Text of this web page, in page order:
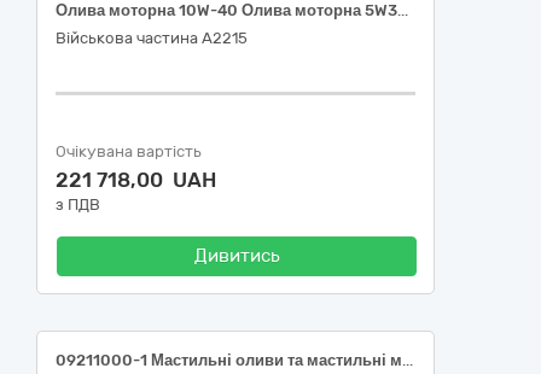
Олива моторна 10W-40 Олива моторна 5W30 Олива моторна 5W30 C4 Олива моторна 15W40 Олива моторна 10W40 Олива моторна 5W30 Олива моторна 5W30 Моторна олива MOBIS Hyundai/KIA Super Extra Gasoline 5W-30 4л. Олива моторна 5W40 Олива моторна 5W40 Олива моторна 10W40 Олива моторна 5W40 Олива моторна 5W30 Олива моторна 5W30 Олива моторна 10W40
Військова частина А2215
Очікувана вартість
221 718,00 UAH
з ПДВ
Дивитись
09211000-1 Мастильні оливи та мастильні матеріали (Олива індустріальна І-12А, Унізор-М, СОЖ "Асфол")